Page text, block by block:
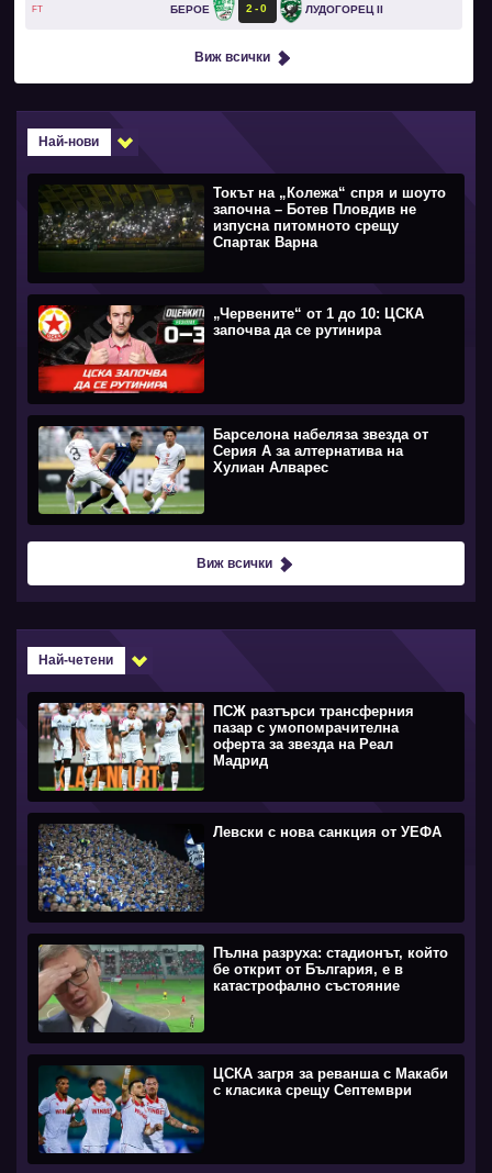
FT БЕРОЕ 2 0 ЛУДОГОРЕЦ II
Виж всички
Най-нови
Токът на „Колежа“ спря и шоуто
започна – Ботев Пловдив не
изпусна питомното срещу
Спартак Варна
„Червените“ от 1 до 10: ЦСКА
започва да се рутинира
Барселона набеляза звезда от
Серия А за алтернатива на
Хулиан Алварес
Виж всички
Най-четени
ПСЖ разтърси трансферния
пазар с умопомрачителна
оферта за звезда на Реал
Мадрид
Левски с нова санкция от УЕФА
Пълна разруха: стадионът, който
бе открит от България, е в
катастрофално състояние
ЦСКА загря за реванша с Макаби
с класика срещу Септември